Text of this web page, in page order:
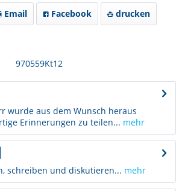
Email Facebook drucken
970559Kt12
wurde aus dem Wunsch heraus
Erinnerungen zu teilen... mehr
schreiben und diskutieren... mehr